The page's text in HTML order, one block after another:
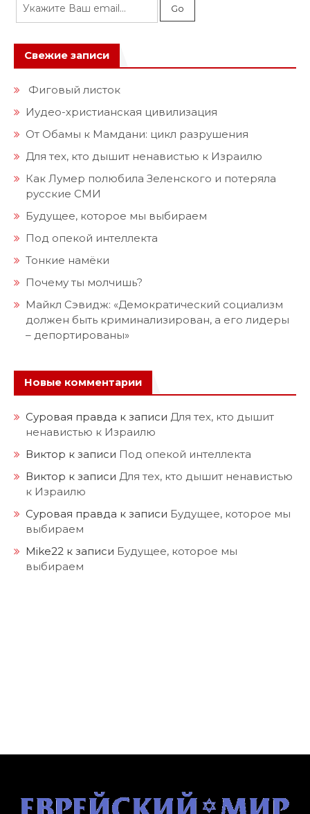
Свежие записи
Фиговый листок
Иудео-христианская цивилизация
От Обамы к Мамдани: цикл разрушения
Для тех, кто дышит ненавистью к Израилю
Как Лумер полюбила Зеленского и потеряла
русские СМИ
Будущее, которое мы выбираем
Под опекой интеллекта
Тонкие намёки
Почему ты молчишь?
Майкл Сэвидж: «Демократический социализм
должен быть криминализирован, а его лидеры
– депортированы»
Новые комментарии
Суровая правда к записи Для тех, кто дышит
ненавистью к Израилю
Виктор к записи Под опекой интеллекта
Виктор к записи Для тех, кто дышит ненавистью
к Израилю
Суровая правда к записи Будущее, которое мы
выбираем
Mike22 к записи Будущее, которое мы
выбираем